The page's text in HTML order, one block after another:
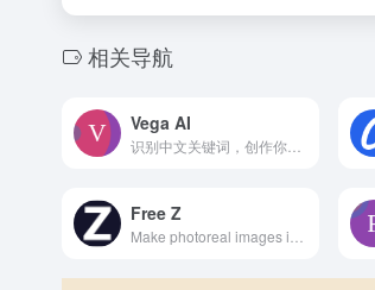
相关导航
Vega AI
Free Z